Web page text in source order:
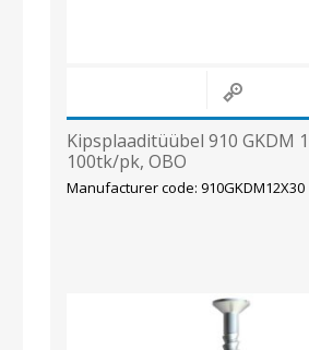
Kipsplaaditüübel 910 GKDM
100tk/pk, OBO
Manufacturer code: 910GKDM12X30